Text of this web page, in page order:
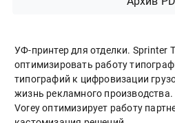
УФ-принтер для отделки. Sprinter
оптимизировать работу
типографий к цифровизации
жизнь рекламного производства.
Vorey оптимизирует работу